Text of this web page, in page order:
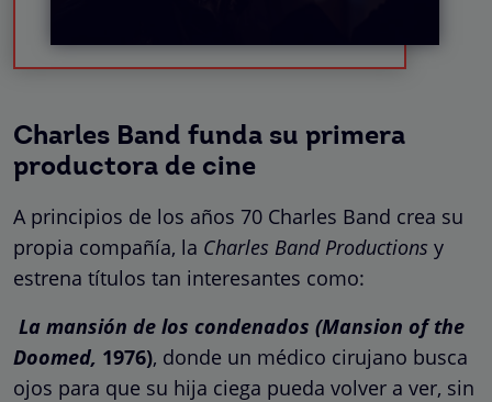
Charles Band funda su primera
productora de cine
A principios de los años 70 Charles Band crea su
propia compañía, la Charles Band Productions y
estrena títulos tan interesantes como:
La mansión de los condenados (Mansion of the
Doomed, 1976), donde un médico cirujano busca
ojos para que su hija ciega pueda volver a ver, sin